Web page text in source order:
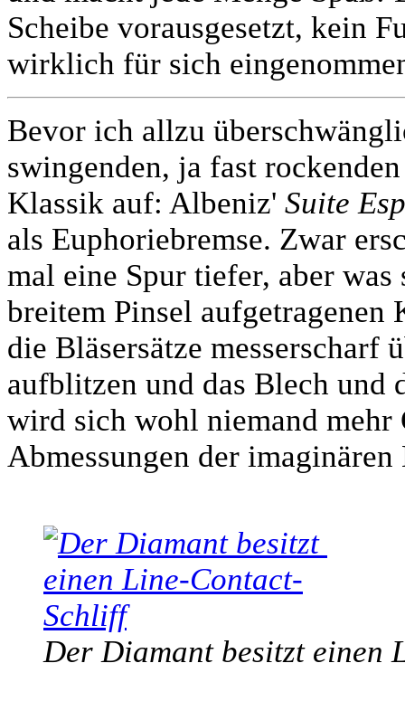
Scheibe vorausgesetzt, kein
wirklich für sich
Bevor ich allzu
swingenden, ja fast
Klassik auf: Albeniz' Suite
als Euphoriebremse. Zwar
mal eine Spur tiefer, aber
breitem Pinsel
die Bläsersätze messerscharf
aufblitzen und das Blech und
wird sich wohl niemand mehr
Abmessungen der imaginären
Der Diamant besitzt einen